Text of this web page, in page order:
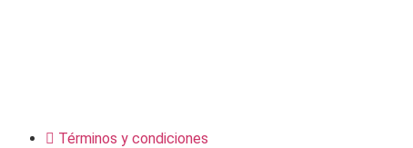
Términos y condiciones